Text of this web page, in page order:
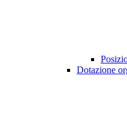
Dotazione